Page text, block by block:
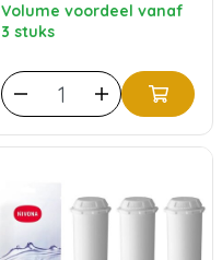
Volume voordeel vanaf
3 stuks